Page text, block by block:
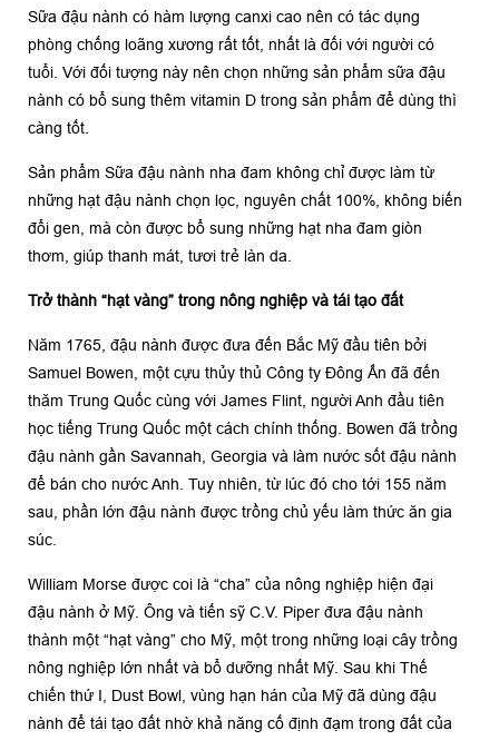
Sữa đậu nành có hàm lượng canxi cao nên có tác dụng
phòng chống loãng xương rất tốt, nhất là đối với người có
tuổi. Với đối tượng này nên chọn những sản phẩm sữa đậu
nành có bổ sung thêm vitamin D trong sản phẩm để dùng thì
càng tốt.
Sản phẩm Sữa đậu nành nha đam không chỉ được làm từ
những hạt đậu nành chọn lọc, nguyên chất 100%, không biến
đổi gen, mà còn được bổ sung những hạt nha đam giòn
thơm, giúp thanh mát, tươi trẻ làn da.
Trở thành “hạt vàng” trong nông nghiệp và tái tạo đất
Năm 1765, đậu nành được đưa đến Bắc Mỹ đầu tiên bởi
Samuel Bowen, một cựu thủy thủ Công ty Đông Ấn đã đến
thăm Trung Quốc cùng với James Flint, người Anh đầu tiên
học tiếng Trung Quốc một cách chính thống. Bowen đã trồng
đậu nành gần Savannah, Georgia và làm nước sốt đậu nành
để bán cho nước Anh. Tuy nhiên, từ lúc đó cho tới 155 năm
sau, phần lớn đậu nành được trồng chủ yếu làm thức ăn gia
súc.
William Morse được coi là “cha” của nông nghiệp hiện đại
đậu nành ở Mỹ. Ông và tiến sỹ C.V. Piper đưa đậu nành
thành một “hạt vàng” cho Mỹ, một trong những loại cây trồng
nông nghiệp lớn nhất và bổ dưỡng nhất Mỹ. Sau khi Thế
chiến thứ I, Dust Bowl, vùng hạn hán của Mỹ đã dùng đậu
nành để tái tạo đất nhờ khả năng cố định đạm trong đất của